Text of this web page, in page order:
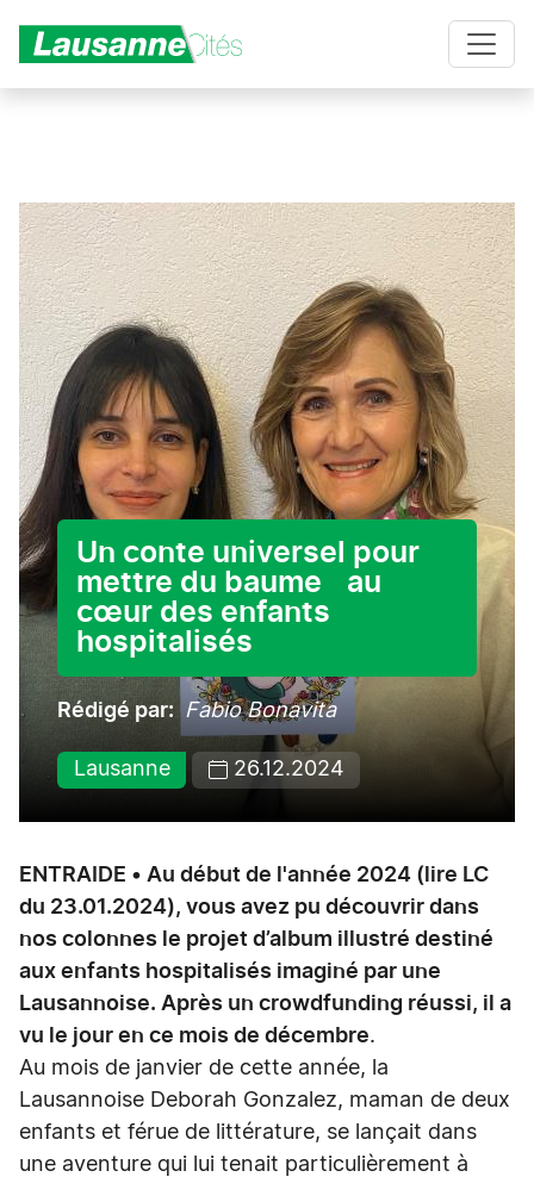
Un conte universel pour
mettre du baume au
cœur des enfants
hospitalisés
Rédigé par Fabio Bonavita
Lausanne 26.12.2024
ENTRAIDE • Au début de l'année 2024 (lire LC
du 23.01.2024), vous avez pu découvrir dans
nos colonnes le projet d’album illustré destiné
aux enfants hospitalisés imaginé par une
Lausannoise. Après un crowdfunding réussi, il a
vu le jour en ce mois de décembre.
Au mois de janvier de cette année, la
Lausannoise Deborah Gonzalez, maman de deux
enfants et férue de littérature, se lançait dans
une aventure qui lui tenait particulièrement à